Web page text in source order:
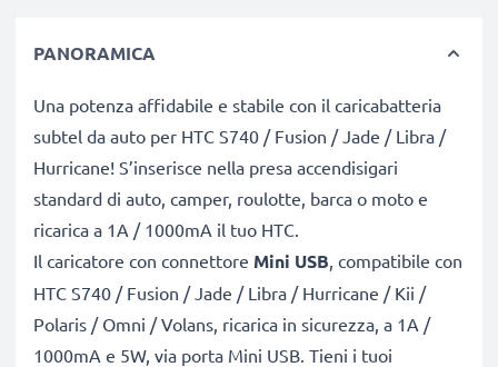
PANORAMICA
Una potenza affidabile e stabile con il caricabatteria
subtel da auto per HTC S740 / Fusion / Jade / Libra /
Hurricane! S’inserisce nella presa accendisigari
standard di auto, camper, roulotte, barca o moto e
ricarica a 1A / 1000mA il tuo HTC.
Il caricatore con connettore Mini USB, compatibile con
HTC S740 / Fusion / Jade / Libra / Hurricane / Kii /
Polaris / Omni / Volans, ricarica in sicurezza, a 1A /
1000mA e 5W, via porta Mini USB. Tieni i tuoi